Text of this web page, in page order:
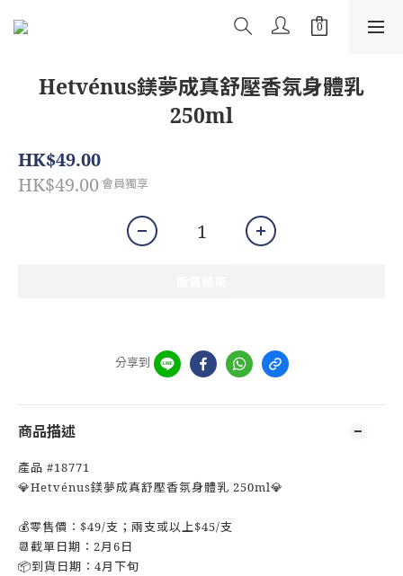
Hetvénus鎂夢成真舒壓香氛身體乳
250ml
HK$49.00
HK$49.00 會員獨享
分享到
商品描述
產品 #18771
💎Hetvénus鎂夢成真舒壓香氛身體乳 250ml💎
💰零售價：$49/支；兩支或以上$45/支
📆截單日期：2月6日
📦到貨日期：4月下旬